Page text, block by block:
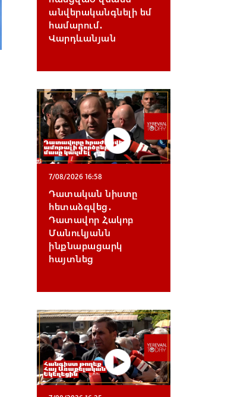
անվերականգնելի եմ
համարում․
Վարդևանյան
7/08/2026 16:58
Դատական նիստը
հետաձգվեց․
Դատավոր Հակոբ
Մանուկյանն
ինքնաբացարկ
հայտնեց